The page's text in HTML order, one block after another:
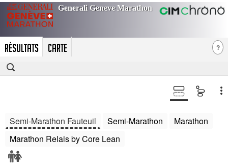
RÉSULTATS CARTE ?
Semi-Marathon Fauteuil Semi-Marathon
Marathon
Marathon Relais by Core Lean